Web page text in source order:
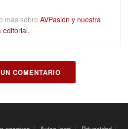
más sobre AVPasión y nuestra
editorial.
COMENTARIO